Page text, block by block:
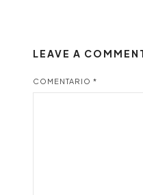
LEAVE A
COMENTARIO*